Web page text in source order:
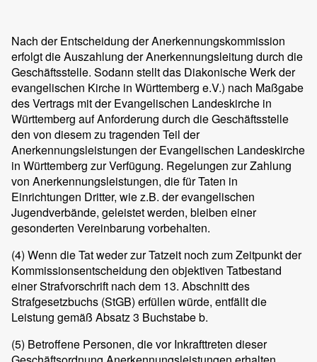
Nach der Entscheidung der Anerkennungskommission
erfolgt die Auszahlung der Anerkennungsleitung durch die
Geschäftsstelle. Sodann stellt das Diakonische Werk der
evangelischen Kirche in Württemberg e.V.) nach Maßgabe
des Vertrags mit der Evangelischen Landeskirche in
Württemberg auf Anforderung durch die Geschäftsstelle
den von diesem zu tragenden Teil der
Anerkennungsleistungen der Evangelischen Landeskirche
in Württemberg zur Verfügung. Regelungen zur Zahlung
von Anerkennungsleistungen, die für Taten in
Einrichtungen Dritter, wie z.B. der evangelischen
Jugendverbände, geleistet werden, bleiben einer
gesonderten Vereinbarung vorbehalten.
(4) Wenn die Tat weder zur Tatzeit noch zum Zeitpunkt der
Kommissionsentscheidung den objektiven Tatbestand
einer Strafvorschrift nach dem 13. Abschnitt des
Strafgesetzbuchs (StGB) erfüllen würde, entfällt die
Leistung gemäß Absatz 3 Buchstabe b.
(5) Betroffene Personen, die vor Inkrafttreten dieser